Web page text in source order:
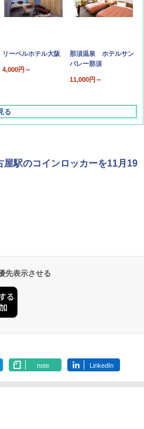
リーベルホテル大阪
4,000円～
那須温泉 ホテルサン
バレー那須
11,000円～
る
駅のコインロッカーを11月19
先表示させる
note LinkedIn